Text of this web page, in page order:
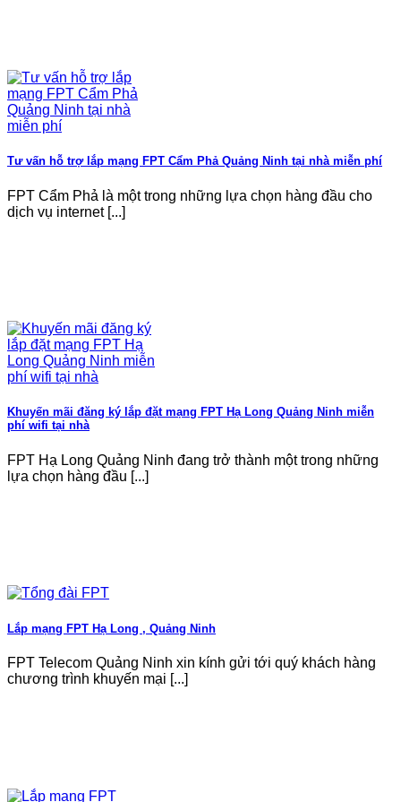
Tư vấn hỗ trợ lắp mạng FPT Cẩm Phả Quảng Ninh tại nhà miễn phí
FPT Cẩm Phả là một trong những lựa chọn hàng đầu cho
dịch vụ internet [...]
Khuyến mãi đăng ký lắp đặt mạng FPT Hạ Long Quảng Ninh miễn
phí wifi tại nhà
FPT Hạ Long Quảng Ninh đang trở thành một trong những
lựa chọn hàng đầu [...]
Lắp mạng FPT Hạ Long , Quảng Ninh
FPT Telecom Quảng Ninh xin kính gửi tới quý khách hàng
chương trình khuyến mại [...]